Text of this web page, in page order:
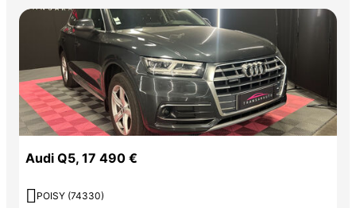
Audi Q5, 17 490 €
 POISY (74330)